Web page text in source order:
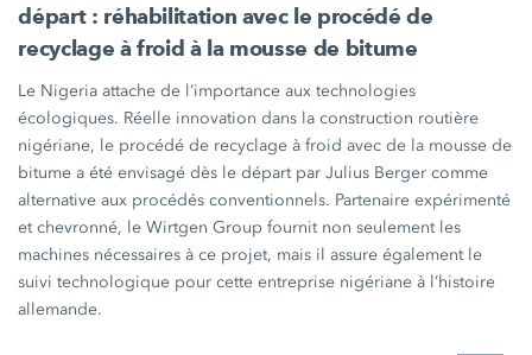
départ : réhabilitation avec le procédé de
recyclage à froid à la mousse de bitume
Le Nigeria attache de l’importance aux technologies
écologiques. Réelle innovation dans la construction routière
nigériane, le procédé de recyclage à froid avec de la mousse de
bitume a été envisagé dès le départ par Julius Berger comme
alternative aux procédés conventionnels. Partenaire expérimenté
et chevronné, leWirtgen Group fournit non seulement les
machines nécessaires à ce projet, mais il assure également le
suivi technologique pour cette entreprise nigériane à l’histoire
allemande.